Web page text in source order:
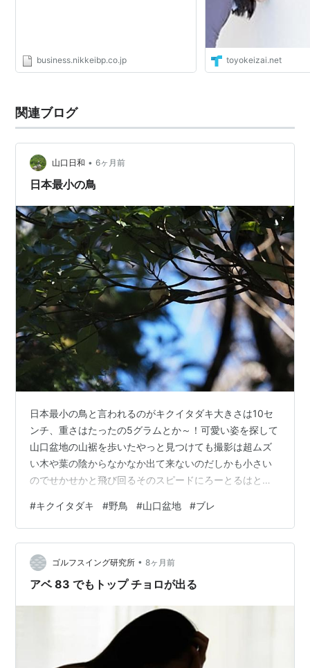
business.nikkeibp.co.jp toyokeizai.net
関連ブログ
山口日和 • 6ヶ月前
日本最小の鳥
日本最小の鳥と言われるのがキクイタダキ大きさは10セ
ンチ、重さはたったの5グラムとか～！可愛い姿を探して
山口盆地の山裾を歩いたやっと見つけても撮影は超ムズ
い木や葉の陰からなかなか出て来ないのだしかも小さい
のでせかせかと飛び回るそのスピードにろーとるはとて
ているからと姿そのまんまだあいにく曇天でスローシャ
ッターによりボツの山（笑）ブレた写真だがご勘弁を～♫
#キクイタダキ #野鳥 #山口盆地 #ブレ
ゴルフスイング研究所 • 8ヶ月前
アベ 83 でもトップ チョロが出る